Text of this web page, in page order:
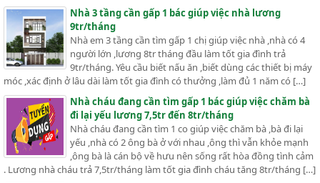
Nhà 3 tầng cần gấp 1 bác giúp việc nhà lương
9tr/tháng
Nhà em 3 tầng cần tìm gấp 1 chị giúp việc nhà ,nhà có 4
người lớn ,lương 8tr tháng đầu làm tốt gia đình trả
9tr/tháng. Yêu cầu biết nấu ăn ,biết dùng các thiết bị máy
móc ,xác định ở lâu dài làm tốt gia đình có thưởng ,làm đủ 1 năm có […]
Nhà cháu đang cần tìm gấp 1 bác giúp việc chăm bà
đi lại yếu lương 7,5tr đến 8tr/tháng
Nhà cháu đang cần tìm 1 co giúp việc chăm bà ,bà đi lại
yếu ,nhà có 2 ông bà ở với nhau ,ông thì vẫn khỏe mạnh
,ông bà là cán bộ về hưu nên sống rất hòa đồng tình cảm
. Lương nhà cháu trả 7,5tr/tháng làm tốt gia đình cháu tăng 8tr/tháng […]